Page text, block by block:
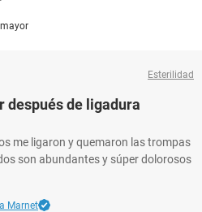
Esterilidad
después de ligadura
me ligaron y quemaron las trompas
son abundantes y súper dolorosos
Marnet